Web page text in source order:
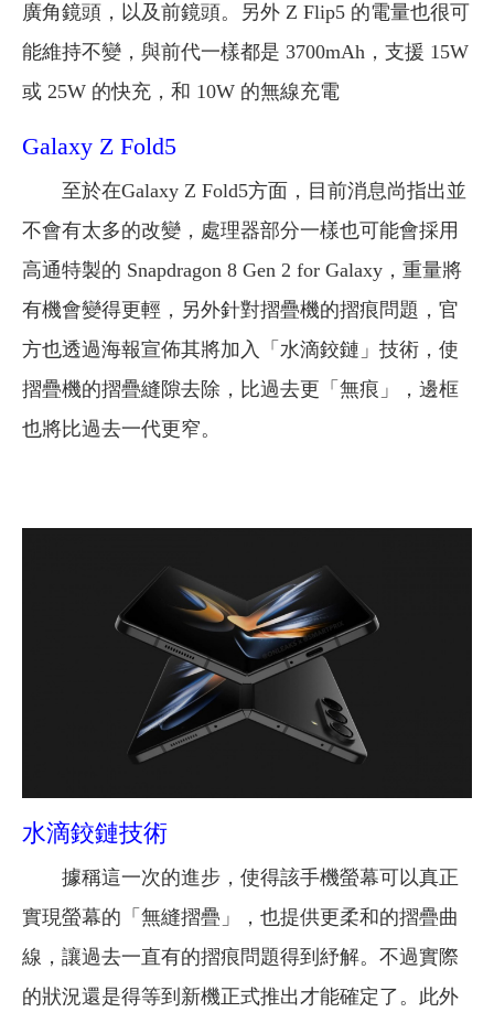
廣角鏡頭，以及前鏡頭。另外 Z Flip5 的電量也很可
能維持不變，與前代一樣都是 3700mAh，支援 15W
或 25W 的快充，和 10W 的無線充電
Galaxy Z Fold5
至於在Galaxy Z Fold5方面，目前消息尚指出並
不會有太多的改變，處理器部分一樣也可能會採用
高通特製的 Snapdragon 8 Gen 2 for Galaxy，重量將
有機會變得更輕，另外針對摺疊機的摺痕問題，官
方也透過海報宣佈其將加入「水滴鉸鏈」技術，使
摺疊機的摺疊縫隙去除，比過去更「無痕」，邊框
也將比過去一代更窄。
水滴鉸鏈技術
據稱這一次的進步，使得該手機螢幕可以真正
實現螢幕的「無縫摺疊」，也提供更柔和的摺疊曲
線，讓過去一直有的摺痕問題得到紓解。不過實際
的狀況還是得等到新機正式推出才能確定了。 此外